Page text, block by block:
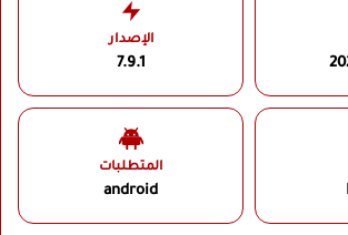
الإصدار
7.9.1
المتطلبات
android